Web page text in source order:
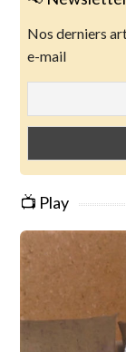
Nos derniers
e-mail
📺 Play